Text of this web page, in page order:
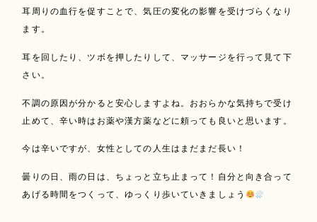
耳周りの血行を促すことで、気圧の変化の影響を受けづらくなり
ます。
耳を回したり、ツボを押したりして、マッサージを行って見て下
さい。
不調の原因が分かると安心しますよね。おおらかな気持ちで受け
止めて、辛い時はお薬や漢方薬などに頼っても良いと思います。
今は辛いですが、女性としての人生はまだまだ長い！
曇りの日、雨の日は、ちょっと立ち止まって！自分と向き合って
あげる時間をつくって、ゆっくり歩いていきましょう